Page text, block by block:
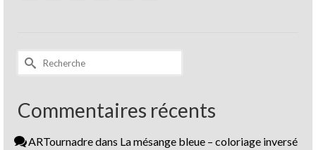
Rechercher :
Commentaires récents
ARTournadredans La mésange bleue – coloriage inversé